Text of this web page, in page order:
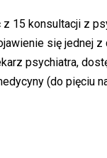
15 konsultacji z
się jednej
psychiatra,
(do pięciu